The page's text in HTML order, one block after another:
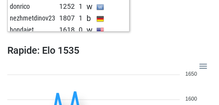
donrico 1252 1 w
nezhmetdinov23 1807 1 b
hondajet 1618 0 w
skakløber 1592 0
Rapide: Elo 1535
1650
1600